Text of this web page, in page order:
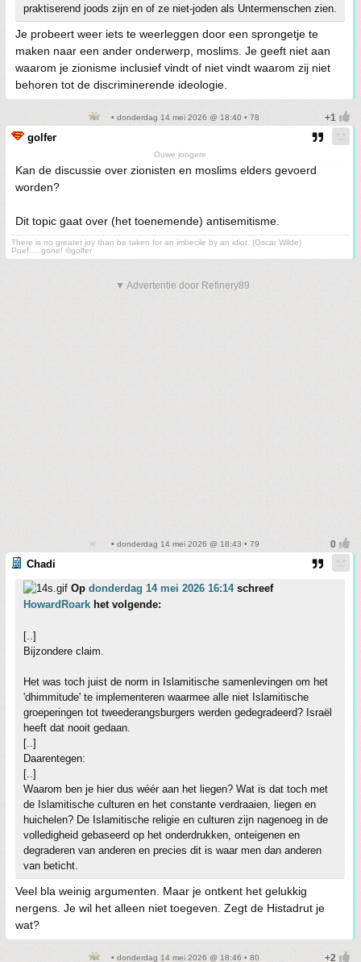
praktiserend joods zijn en of ze niet-joden als Untermenschen zien.
Je probeert weer iets te weerleggen door een sprongetje te
maken naar een ander onderwerp, moslims. Je geeft niet aan
waarom je zionisme inclusief vindt of niet vindt waarom zij niet
behoren tot de discriminerende ideologie.
• donderdag 14 mei 2026 @ 18:40 • 78
golfer
Ouwe jongere
Kan de discussie over zionisten en moslims elders gevoerd
worden?
Dit topic gaat over (het toenemende) antisemitisme.
There is no greater joy than be taken for an imbecile by an idiot. (Oscar Wilde)
Poef.....gone! ©golfer
▼ Advertentie door Refinery89
• donderdag 14 mei 2026 @ 18:43 • 79
Chadi
Op donderdag 14 mei 2026 16:14schreef
HowardRoark het volgende:
[..]
Bijzondere claim.
Het was toch juist de norm in Islamitische samenlevingen om het
'dhimmitude' te implementeren waarmee alle niet Islamitische
groeperingen tot tweederangsburgers werden gedegradeerd? Israël
heeft dat nooit gedaan.
[..]
Daarentegen:
[..]
Waarom ben je hier dus wéér aan het liegen? Wat is dat toch met
de Islamitische culturen en het constante verdraaien, liegen en
huichelen? De Islamitische religie en culturen zijn nagenoeg in de
volledigheid gebaseerd op het onderdrukken, onteigenen en
degraderen van anderen en precies dit is waar men dan anderen
van beticht.
Veel bla weinig argumenten. Maar je ontkent het gelukkig
nergens. Je wil het alleen niet toegeven. Zegt de Histadrut je
wat?
• donderdag 14 mei 2026 @ 18:46 • 80